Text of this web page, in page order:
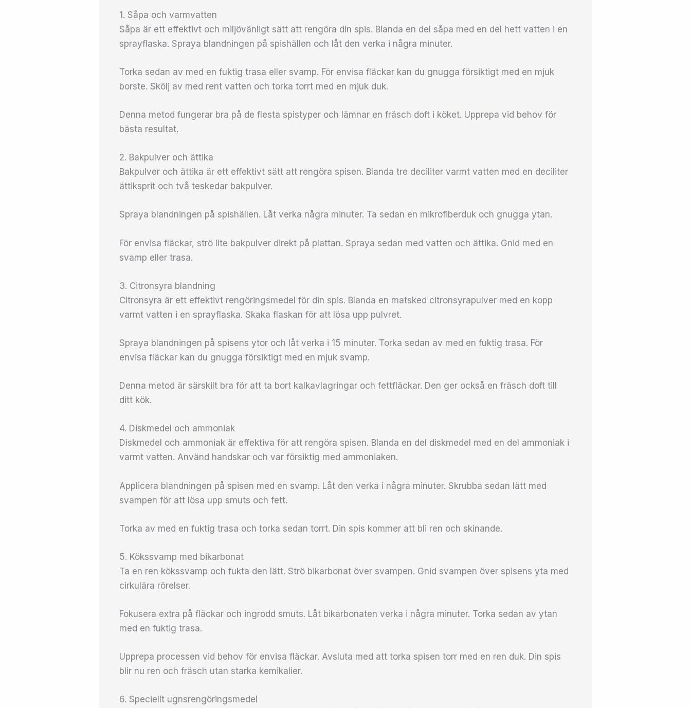
1. Såpa och varmvatten
Såpa är ett effektivt och miljövänligt sätt att rengöra din spis. Blanda en del såpa med en del hett vatten i en
sprayflaska. Spraya blandningen på spishällen och låt den verka i några minuter.
Torka sedan av med en fuktig trasa eller svamp. För envisa fläckar kan du gnugga försiktigt med en mjuk
borste. Skölj av med rent vatten och torka torrt med en mjuk duk.
Denna metod fungerar bra på de flesta spistyper och lämnar en fräsch doft i köket. Upprepa vid behov för
bästa resultat.
2. Bakpulver och ättika
Bakpulver och ättika är ett effektivt sätt att rengöra spisen. Blanda tre deciliter varmt vatten med en deciliter
ättiksprit och två teskedar bakpulver.
Spraya blandningen på spishällen. Låt verka några minuter. Ta sedan en mikrofiberduk och gnugga ytan.
För envisa fläckar, strö lite bakpulver direkt på plattan. Spraya sedan med vatten och ättika. Gnid med en
svamp eller trasa.
3. Citronsyra blandning
Citronsyra är ett effektivt rengöringsmedel för din spis. Blanda en matsked citronsyrapulver med en kopp
varmt vatten i en sprayflaska. Skaka flaskan för att lösa upp pulvret.
Spraya blandningen på spisens ytor och låt verka i 15 minuter. Torka sedan av med en fuktig trasa. För
envisa fläckar kan du gnugga försiktigt med en mjuk svamp.
Denna metod är särskilt bra för att ta bort kalkavlagringar och fettfläckar. Den ger också en fräsch doft till
ditt kök.
4. Diskmedel och ammoniak
Diskmedel och ammoniak är effektiva för att rengöra spisen. Blanda en del diskmedel med en del ammoniak i
varmt vatten. Använd handskar och var försiktig med ammoniaken.
Applicera blandningen på spisen med en svamp. Låt den verka i några minuter. Skrubba sedan lätt med
svampen för att lösa upp smuts och fett.
Torka av med en fuktig trasa och torka sedan torrt. Din spis kommer att bli ren och skinande.
5. Kökssvamp med bikarbonat
Ta en ren kökssvamp och fukta den lätt. Strö bikarbonat över svampen. Gnid svampen över spisens yta med
cirkulära rörelser.
Fokusera extra på fläckar och ingrodd smuts. Låt bikarbonaten verka i några minuter. Torka sedan av ytan
med en fuktig trasa.
Upprepa processen vid behov för envisa fläckar. Avsluta med att torka spisen torr med en ren duk. Din spis
blir nu ren och fräsch utan starka kemikalier.
6. Speciellt ugnsrengöringsmedel